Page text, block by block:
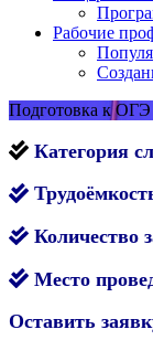
Рабочие
Подготовка к
Категория
Количество
Место
Оставить